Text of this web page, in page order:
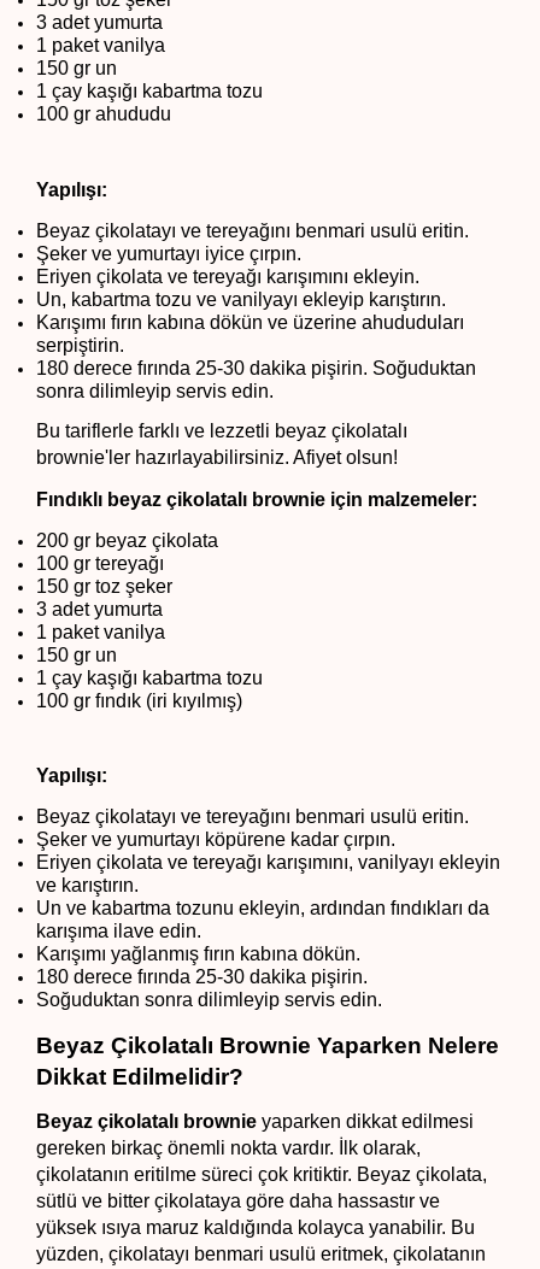
3 adet yumurta
1 paket vanilya
150 gr un
1 çay kaşığı kabartma tozu
100 gr ahududu
Yapılışı:
Beyaz çikolatayı ve tereyağını benmari usulü eritin.
Şeker ve yumurtayı iyice çırpın.
Eriyen çikolata ve tereyağı karışımını ekleyin.
Un, kabartma tozu ve vanilyayı ekleyip karıştırın.
Karışımı fırın kabına dökün ve üzerine ahududuları
serpiştirin.
180 derece fırında 25-30 dakika pişirin. Soğuduktan
sonra dilimleyip servis edin.
Bu tariflerle farklı ve lezzetli beyaz çikolatalı
brownie'ler hazırlayabilirsiniz. Afiyet olsun!
Fındıklı beyaz çikolatalı brownie için malzemeler:
200 gr beyaz çikolata
100 gr tereyağı
150 gr toz şeker
3 adet yumurta
1 paket vanilya
150 gr un
1 çay kaşığı kabartma tozu
100 gr fındık (iri kıyılmış)
Yapılışı:
Beyaz çikolatayı ve tereyağını benmari usulü eritin.
Şeker ve yumurtayı köpürene kadar çırpın.
Eriyen çikolata ve tereyağı karışımını, vanilyayı ekleyin
ve karıştırın.
Un ve kabartma tozunu ekleyin, ardından fındıkları da
karışıma ilave edin.
Karışımı yağlanmış fırın kabına dökün.
180 derece fırında 25-30 dakika pişirin.
Soğuduktan sonra dilimleyip servis edin.
Beyaz Çikolatalı Brownie Yaparken Nelere
Dikkat Edilmelidir?
Beyaz çikolatalı brownie yaparken dikkat edilmesi
gereken birkaç önemli nokta vardır. İlk olarak,
çikolatanın eritilme süreci çok kritiktir. Beyaz çikolata,
sütlü ve bitter çikolataya göre daha hassastır ve
yüksek ısıya maruz kaldığında kolayca yanabilir. Bu
yüzden, çikolatayı benmari usulü eritmek, çikolatanın